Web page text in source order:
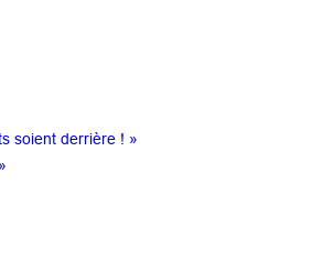
soient derrière ! »